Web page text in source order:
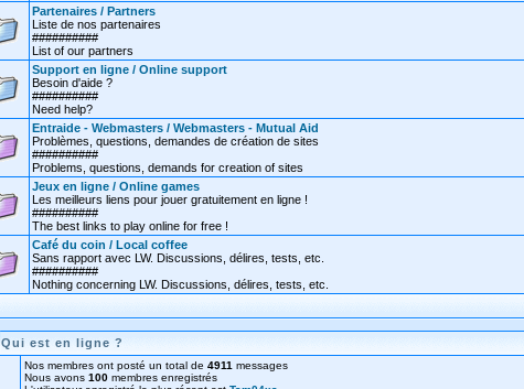
Partenaires / Partners
Liste de nos partenaires
##########
List of our partners
Support en ligne / Online support
Besoin d'aide ?
##########
Need help?
Entraide - Webmasters / Webmasters - Mutual Aid
Problèmes, questions, demandes de création de sites
##########
Problems, questions, demands for creation of sites
Jeux en ligne / Online games
Les meilleurs liens pour jouer gratuitement en ligne !
##########
The best links to play online for free !
Café du coin / Local coffee
Sans rapport avec LW. Discussions, délires, tests, etc.
##########
Nothing concerning LW. Discussions, délires, tests, etc.
Qui est en ligne ?
Nos membres ont posté un total de 4911 messages
Nous avons 100 membres enregistrés